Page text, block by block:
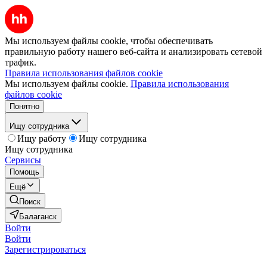
Мы используем файлы cookie, чтобы обеспечивать
правильную работу нашего веб-сайта и анализировать сетевой
трафик.
Правила использования файлов cookie
Мы используем файлы cookie. Правила использования
файлов cookie
Понятно
Ищу сотрудника
Ищу работу
Ищу сотрудника
Ищу сотрудника
Сервисы
Помощь
Ещё
Поиск
Балаганск
Войти
Войти
Зарегистрироваться